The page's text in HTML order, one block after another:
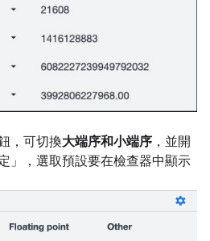
，可切換大端序和小端序 ，並開
」
，選取預設要在檢查器中顯示